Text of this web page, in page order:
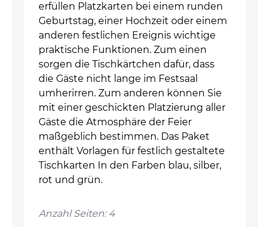
erfüllen Platzkarten bei einem runden
Geburtstag, einer Hochzeit oder einem
anderen festlichen Ereignis wichtige
praktische Funktionen. Zum einen
sorgen die Tischkärtchen dafür, dass
die Gäste nicht lange im Festsaal
umherirren. Zum anderen können Sie
mit einer geschickten Platzierung aller
Gäste die Atmosphäre der Feier
maßgeblich bestimmen. Das Paket
enthält Vorlagen für festlich gestaltete
Tischkarten In den Farben blau, silber,
rot und grün.
Anzahl Seiten: 4